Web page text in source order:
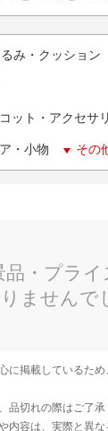
み・クッション
ット・アクセサ
・小物 その